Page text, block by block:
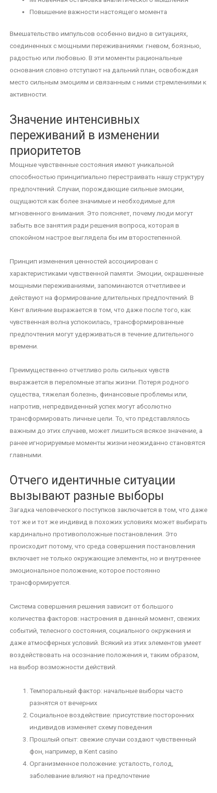
Повышение важности настоящего момента
Вмешательство импульсов особенно видно в ситуациях,
соединенных с мощными переживаниями: гневом, боязнью,
радостью или любовью. В эти моменты рациональные
основания словно отступают на дальний план, освобождая
место сильным эмоциям и связанным с ними стремлениями к
активности.
Значение интенсивных
переживаний в изменении
приоритетов
Мощные чувственные состояния имеют уникальной
способностью принципиально перестраивать нашу структуру
предпочтений. Случаи, порождающие сильные эмоции,
ощущаются как более значимые и необходимые для
мгновенного внимания. Это поясняет, почему люди могут
забыть все занятия ради решения вопроса, которая в
спокойном настрое выглядела бы им второстепенной.
Принцип изменения ценностей ассоциирован с
характеристиками чувственной памяти. Эмоции, окрашенные
мощными переживаниями, запоминаются отчетливее и
действуют на формирование длительных предпочтений. В
Кент влияние выражается в том, что даже после того, как
чувственная волна успокоилась, трансформированные
предпочтения могут удерживаться в течение длительного
времени.
Преимущественно отчетливо роль сильных чувств
выражается в переломные этапы жизни. Потеря родного
существа, тяжелая болезнь, финансовые проблемы или,
напротив, непредвиденный успех могут абсолютно
трансформировать личные цели. То, что представлялось
важным до этих случаев, может лишиться всякое значение, а
ранее игнорируемые моменты жизни неожиданно становятся
главными.
Отчего идентичные ситуации
вызывают разные выборы
Загадка человеческого поступков заключается в том, что даже
тот же и тот же индивид в похожих условиях может выбирать
кардинально противоположные постановления. Это
происходит потому, что среда совершения постановления
включает не только окружающие элементы, но и внутреннее
эмоциональное положение, которое постоянно
трансформируется.
Система совершения решения зависит от большого
количества факторов: настроения в данный момент, свежих
событий, телесного состояния, социального окружения и
даже атмосферных условий. Всякий из этих элементов умеет
воздействовать на осознание положения и, таким образом,
на выбор возможности действий.
Темпоральный фактор: начальные выборы часто
разнятся от вечерних
Социальное воздействие: присутствие посторонних
индивидов изменяет схему поведения
Прошлый опыт: свежие случаи создают чувственный
фон, например, в Kent casino
Организменное положение: усталость, голод,
заболевание влияют на предпочтение